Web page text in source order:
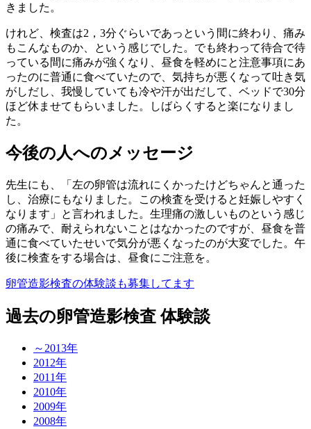
きました。
けれど、検査は2，3分ぐらいであっという間に終わり、痛み
もこんなものか、という感じでした。でも終わって待合で待
っている間に痛みが強くなり、昼食を軽めにと注意事項にあ
ったのに普通に食べていたので、気持ちが悪くなって吐き気
がしだし、我慢していても冷や汗が出だして、ベッドで30分
ほど休ませてもらいました。しばらくすると楽になりまし
た。
今後の人へのメッセージ
先生にも、「左の卵管は流れにくかったけどちゃんと通った
し、治療にもなりました。この検査を受けると妊娠しやすく
なります」と言われました。生理痛の激しいものという感じ
の痛みで、耐えられないことはなかったのですが、昼食を普
通に食べていたせいで気分が悪くなったのが大変でした。午
後に検査をする場合は、昼食にご注意を。
卵管造影検査の体験談も募集してます
過去の卵管造影検査 体験談
～2013年
2012年
2011年
2010年
2009年
2008年